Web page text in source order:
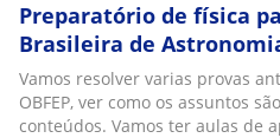
Preparatório de física
Brasileira de
(OBA), Olímpiadas
OBFEP
Vamos resolver varias provas
OBFEP, ver como os assuntos
conteúdos. Vamos ter aulas de